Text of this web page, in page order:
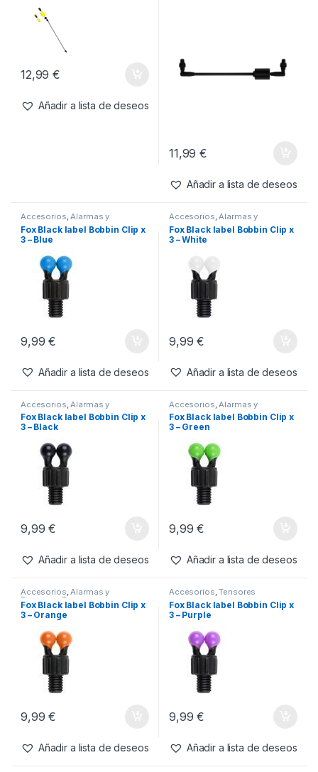
12,99€
Añadir a lista de deseos
11,99€
Añadir a lista de deseos
Accesorios,Alarmas y
Tensores , Tensores
Fox Black label Bobbin Clip x
3 – Blue
9,99€
Añadir a lista de deseos
Accesorios,Alarmas y
Tensores , Tensores
Fox Black label Bobbin Clip x
3 – White
9,99€
Añadir a lista de deseos
Accesorios Alarmas y
Tensores , Tensores
Fox Black label Bobbin Clip x
3 – Black
9,99€
Añadir a lista de deseos
Accesorios Alarmas y
Tensores , Tensores
Fox Black label Bobbin Clip x
3 – Green
9,99€
Añadir a lista de deseos
Accesorios,Alarmas y
Tensores , Tensores
Fox Black label Bobbin Clip x
3 – Orange
9,99€
Añadir a lista de deseos
Accesorios,Tensores
Fox Black label Bobbin Clip x
3 – Purple
9,99€
Añadir a lista de deseos